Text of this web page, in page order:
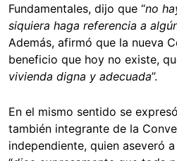
Fundamentales, dijo que “no
siquiera haga referencia a
Además, afirmó que la nueva
beneficio que hoy no existe,
vivienda digna y adecuada”.
En el mismo sentido se expresó
también integrante de la
independiente, quien aseveró